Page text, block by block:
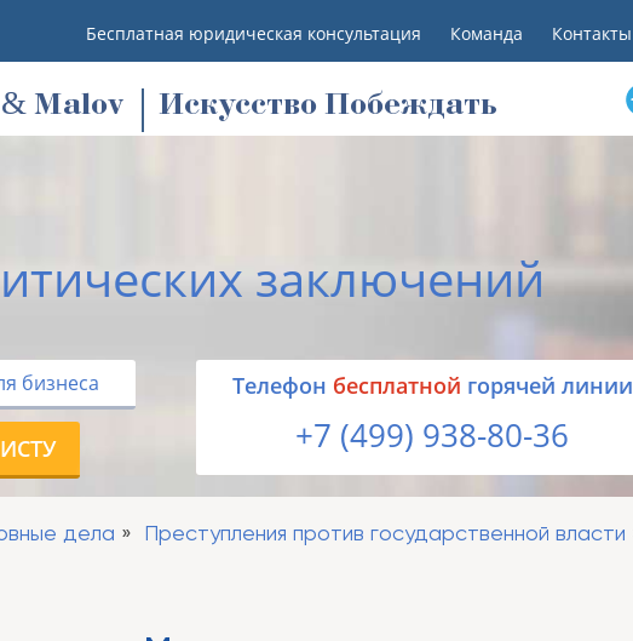
Бесплатная юридическая консультация Команда Контакты
& Malov Искусство Побеждать
заключений
бизнеса Tелефон бесплатной горячей линии
+7 (499) 938-80-36
дела Преступления против государственной власти